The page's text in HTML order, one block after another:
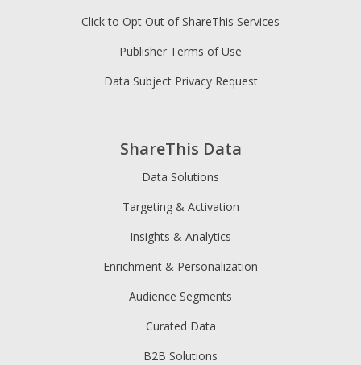
ShareThis Data
Data Solutions
Targeting & Activation
Insights & Analytics
Enrichment & Personalization
Audience Segments
Curated Data
B2B Solutions
Click to Opt Out of ShareThis Services
Publisher Terms of Use
Data Subject Privacy Request